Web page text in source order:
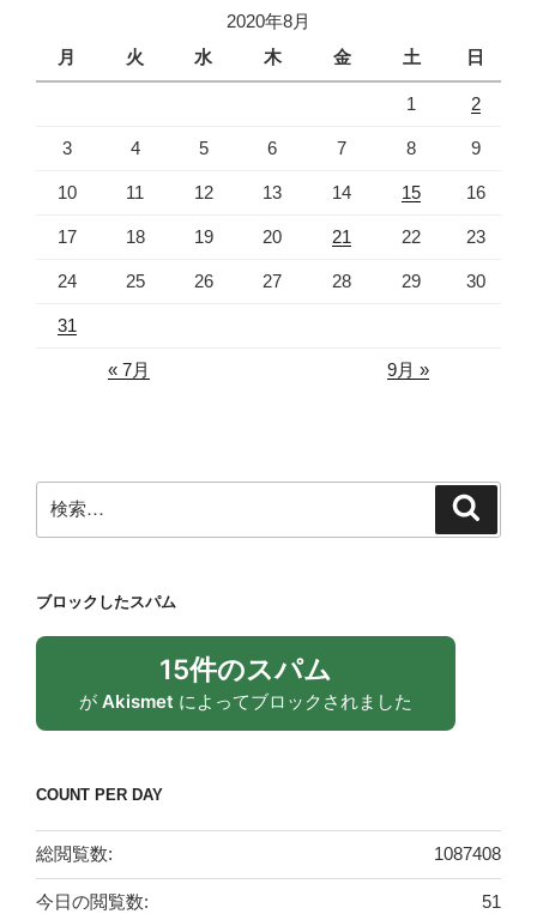
2020年8月
月
火 水 木 金 土 日
1 2
3 4 5 6 7 8 9
10 11 12 13 14 15 16
17 18 19 20 21 22 23
24 25 26 27 28 29 30
31
« 7月 9月 »
索:
ブロックしたスパム
15件のスパム
が Akismet によってブロックされました
COUNT PER DAY
1087408
総閲覧数:
51
今日の閲覧数: